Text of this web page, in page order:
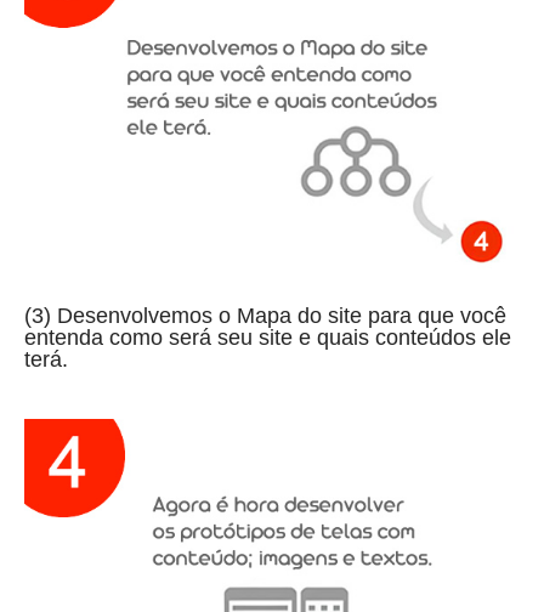
(3) Desenvolvemos o Mapa do site para que você
entenda como será seu site e quais conteúdos ele
terá.